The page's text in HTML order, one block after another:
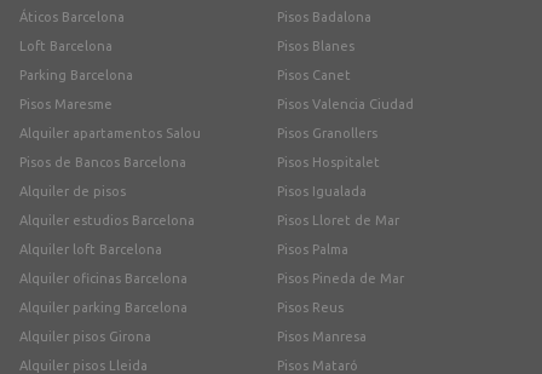
Áticos Barcelona
Loft Barcelona
Parking Barcelona
Pisos Maresme
Alquiler apartamentos Salou
Pisos de Bancos Barcelona
Alquiler de pisos
Alquiler estudios Barcelona
Alquiler loft Barcelona
Alquiler oficinas Barcelona
Alquiler parking Barcelona
Alquiler pisos Girona
Alquiler pisos Lleida
Pisos Badalona
Pisos Blanes
Pisos Canet
Pisos Valencia Ciudad
Pisos Granollers
Pisos Hospitalet
Pisos Igualada
Pisos Lloret de Mar
Pisos Palma
Pisos Pineda de Mar
Pisos Reus
Pisos Manresa
Pisos Mataró